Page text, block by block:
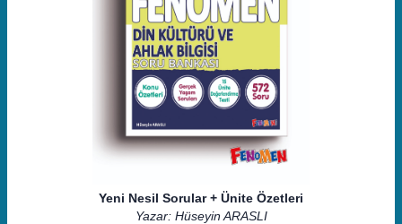
Yeni Nesil Sorular + Ünite Özetleri
Yazar: Hüseyin ARASLI